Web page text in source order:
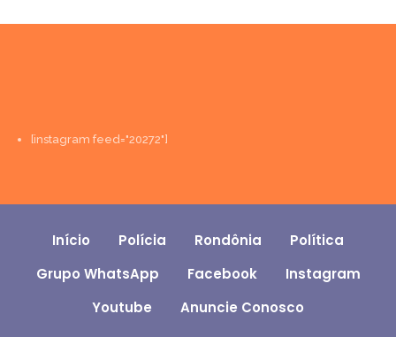
[instagram feed="20272"]
Início Polícia Rondônia
Política
Grupo WhatsApp
Facebook
Instagram
Youtube
Anuncie Conosco